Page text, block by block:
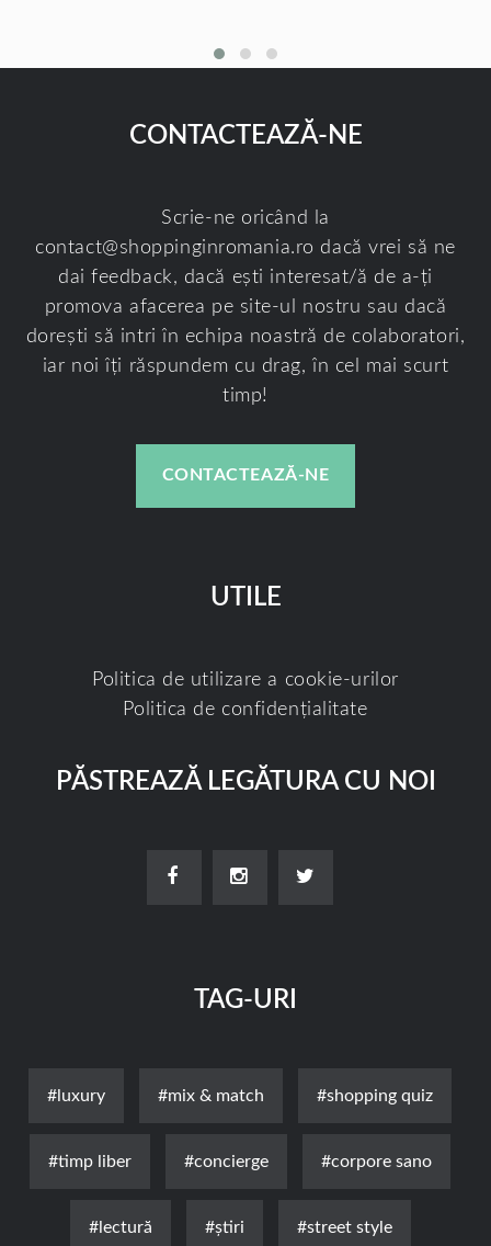
CONTACTEAZĂ-NE
Scrie-ne oricând la
contact@shoppinginromania.ro dacă vrei să ne
dai feedback, dacă ești interesat/ă de a-ți
promova afacerea pe site-ul nostru sau dacă
dorești să intri în echipa noastră de colaboratori,
iar noi îți răspundem cu drag, în cel mai scurt
timp!
CONTACTEAZĂ-NE
UTILE
Politica de utilizare a cookie-urilor
Politica de confidențialitate
PĂSTREAZĂ LEGĂTURA CU NOI
TAG-URI
#luxury #mix & match #shopping quiz
#timp liber #concierge #corpore sano
#lectură #știri #street style